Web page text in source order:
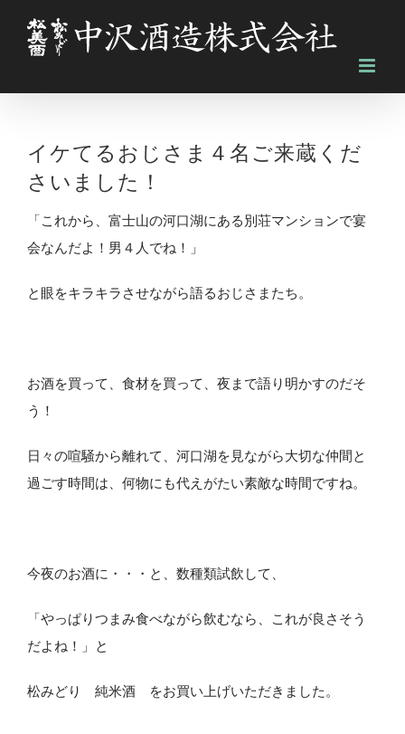
イケてるおじさま４名ご来蔵くだ
さいました！
「これから、富士山の河口湖にある別荘マンションで宴
会なんだよ！男４人でね！」
と眼をキラキラさせながら語るおじさまたち。
お酒を買って、食材を買って、夜まで語り明かすのだそ
う！
日々の喧騒から離れて、河口湖を見ながら大切な仲間と
過ごす時間は、何物にも代えがたい素敵な時間ですね。
今夜のお酒に・・・と、数種類試飲して、
「やっぱりつまみ食べながら飲むなら、これが良さそう
だよね！」と
松みどり 純米酒 をお買い上げいただきました。